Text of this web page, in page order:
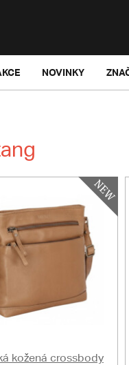
NOVINKY
kožená crossbody